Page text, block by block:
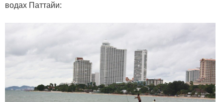
водах Паттайи: